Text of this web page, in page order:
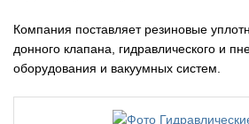
Компания поставляет резиновые
донного клапана, гидравлического и
оборудования и вакуумных систем.